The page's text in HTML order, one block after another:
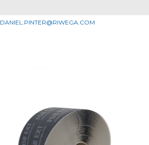
DANIEL.PINTER@RIWEGA.COM